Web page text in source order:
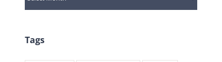
Tags